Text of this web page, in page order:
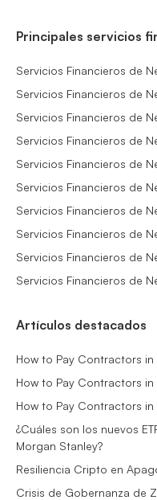
Principales servicios
Servicios Financieros de
Servicios Financieros de
Servicios Financieros de
Servicios Financieros de
Servicios Financieros de
Servicios Financieros de
Servicios Financieros de
Servicios Financieros de
Servicios Financieros de
Servicios Financieros de
Artículos destacados
How to Pay Contractors
How to Pay Contractors
How to Pay Contractors in
¿Cuáles son los nuevos
Morgan Stanley?
Resiliencia Cripto en
Crisis de Gobernanza de